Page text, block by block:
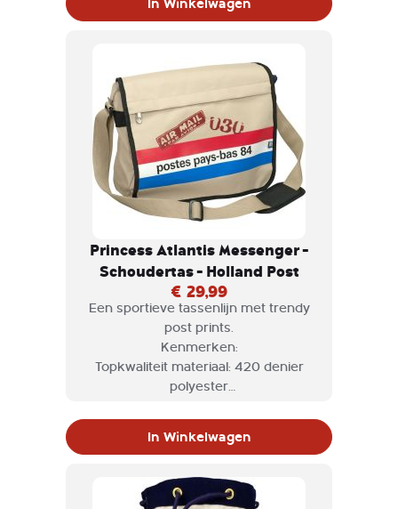
In Winkelwagen
Princess Atlantis Messenger -
Schoudertas - Holland Post
€ 29,99
Een sportieve tassenlijn met trendy
post prints.
Kenmerken:
Topkwaliteit materiaal: 420 denier
polyester
Post design
In Winkelwagen